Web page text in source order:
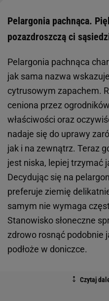
Pelargonia pachnąca.
pozazdroszczą ci
Pelargonia pachnąca
jak sama nazwa
cytrusowym zapachem.
ceniona przez
właściwości oraz
nadaje się do uprawy
jak i na zewnątrz. Teraz
jest niska, lepiej trzymać
Decydując się na
preferuje ziemię
samym nie wymaga
Stanowisko słoneczne
zdrowo rosnąć podobnie
podłoże w doniczce.